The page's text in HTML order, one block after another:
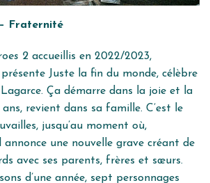
Fraternité
2 accueillis en 2022/2023,
Juste la fin du monde, célèbre
Ça démarre dans la joie et la
revient dans sa famille. C’est le
jusqu’au moment où,
une nouvelle grave créant de
avec ses parents, frères et sœurs.
d’une année, sept personnages